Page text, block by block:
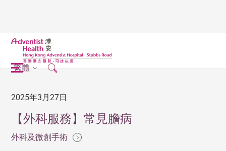
繁體
2025年3月27日
【外科服務】常見膽病
外科及微創手術